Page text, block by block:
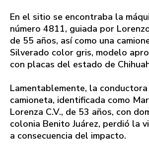
En el sitio se encontraba la
número 4811, guiada por
de 55 años, así como una
Silverado color gris, modelo
con placas del estado de
Lamentablemente, la
camioneta, identificada como
Lorenza C.V., de 53 años, con
colonia Benito Juárez, perdió la
a consecuencia del impacto.